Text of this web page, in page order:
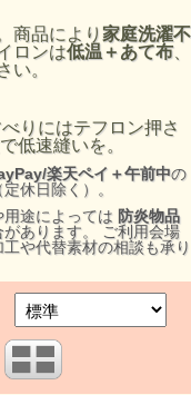
商品により 家庭洗濯不
ロンは低温＋あて布、
い。
りにはテフロン押さ
低速縫いを。
楽天ペイ＋午前中の
定休日除く）。
用途によっては 防炎物品
あります。 ご利用会場
や代替素材の相談も承り